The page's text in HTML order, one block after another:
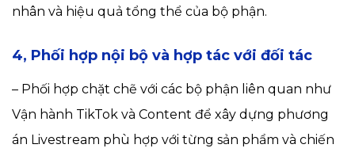
nhân và hiệu quả tổng thể của bộ phận.
4, Phối hợp nội bộ và hợp tác với đối tác
– Phối hợp chặt chẽ với các bộ phận liên quan như
Vận hành TikTok và Content để xây dựng phương
án Livestream phù hợp với từng sản phẩm và chiến